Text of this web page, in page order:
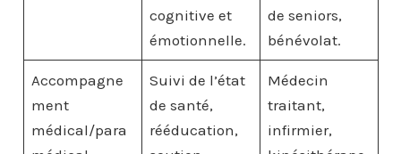
cognitive et
émotionnelle.
de seniors,
bénévolat.
Accompagne
ment
médical/para
Suivi de l’état
de santé,
rééducation,
Médecin
traitant,
infirmier,